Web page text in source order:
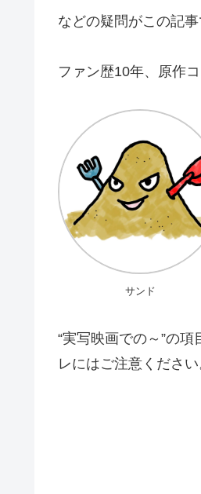
などの疑問がこの記事
ファン歴10年、原作
サンド
“実写映画での～”の
レにはご注意ください